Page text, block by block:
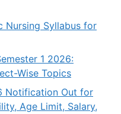
Nursing Syllabus for
1 2026:
Wise Topics
Notification Out for
Age Limit, Salary,